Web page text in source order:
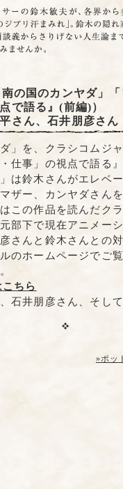
南の国のカンヤダ」
で語る』(前編)）
さん、石井朋彦さん
」を、クラシコムジ
仕事」の視点で語る
は鈴木さんがエレベ
ザー、カンヤダさん
この作品を読んだク
部下で現在アニメー
さんと鈴木さんとの
のホームページでご
ちら
石井朋彦さん、そし
»ポッ